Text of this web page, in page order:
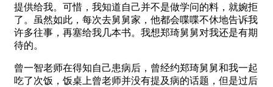
提供给我。可惜，我知道自己并不是做学问的料，就婉拒
了。虽然如此，每次去舅舅家，他都会喋喋不休地告诉我
许多往事，再塞给我几本书。我想郑琦舅舅对我还是有期
待的。
曾一智老师在得知自己患病后，曾经约郑琦舅舅和我一起
吃了次饭，饭桌上曾老师并没有提及病的话题，但是过后